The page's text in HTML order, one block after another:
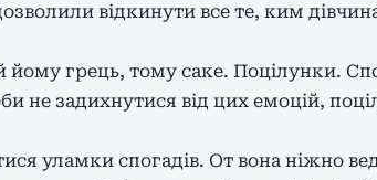
відкинути все те, ким
йому грець, тому саке. Поцілунки.
не задихнутися від цих емоцій,
уламки спогадів. От вона ніжно